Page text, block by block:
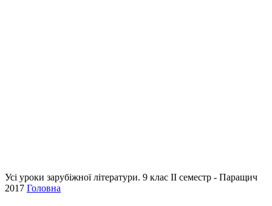
Усі уроки зарубіжної літератури. 9 клас ІІ семестр - Паращич
2017 Головна